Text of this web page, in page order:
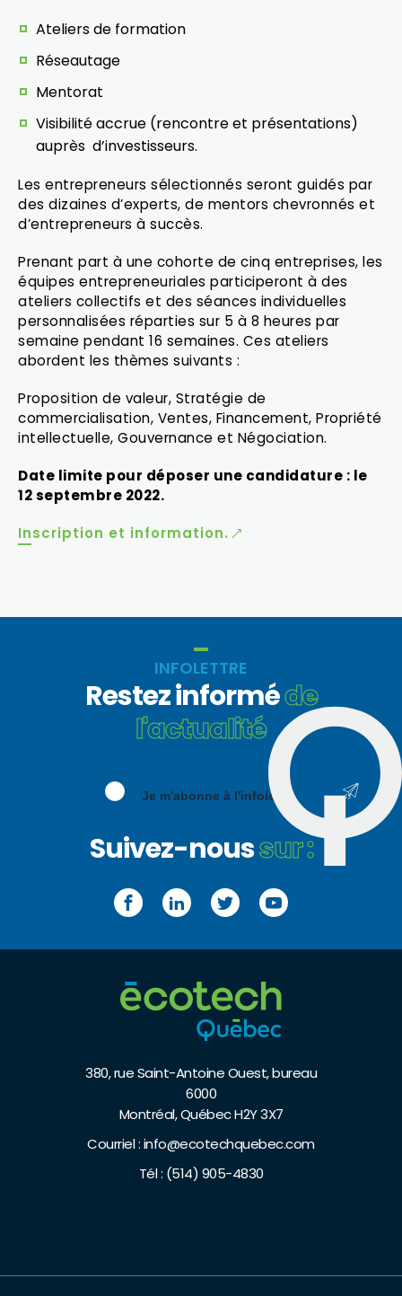
Ateliers de formation
Réseautage
Mentorat
Visibilité accrue (rencontre et présentations)
auprès d’investisseurs.
Les entrepreneurs sélectionnés seront guidés par
des dizaines d’experts, de mentors chevronnés et
d’entrepreneurs à succès.
Prenant part à une cohorte de cinq entreprises, les
équipes entrepreneuriales participeront à des
ateliers collectifs et des séances individuelles
personnalisées réparties sur 5 à 8 heures par
semaine pendant 16 semaines. Ces ateliers
abordent les thèmes suivants :
Proposition de valeur, Stratégie de
commercialisation, Ventes, Financement, Propriété
intellectuelle, Gouvernance et Négociation.
Date limite pour déposer une candidature : le
12 septembre 2022.
Inscription et information.
380, rue Saint-Antoine Ouest, bureau
6000
Montréal, Québec H2Y 3X7
Courriel :info@ecotechquebec.com
Tél : (514) 905-4830
INFOLETTRE
Restez informéde
l'actualité
Je m'abonne à l'infolettre
Suivez-noussur :
FacebookLinkedInTwitterYouTube